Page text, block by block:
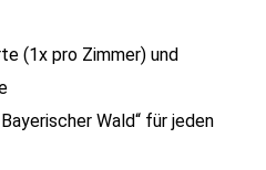
(1x pro Zimmer) und
Bayerischer Wald“ für jeden